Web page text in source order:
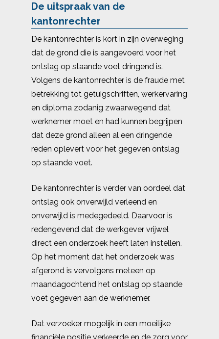
De uitspraak van de
kantonrechter
De kantonrechter is kort in zijn overweging
dat de grond die is aangevoerd voor het
ontslag op staande voet dringend is.
Volgens de kantonrechter is de fraude met
betrekking tot getuigschriften, werkervaring
en diploma zodanig zwaarwegend dat
werknemer moet en had kunnen begrijpen
dat deze grond alleen al een dringende
reden oplevert voor het gegeven ontslag
op staande voet.
De kantonrechter is verder van oordeel dat
ontslag ook onverwijld verleend en
onverwijld is medegedeeld. Daarvoor is
redengevend dat de werkgever vrijwel
direct een onderzoek heeft laten instellen.
Op het moment dat het onderzoek was
afgerond is vervolgens meteen op
maandagochtend het ontslag op staande
voet gegeven aan de werknemer.
Dat verzoeker mogelijk in een moeilijke